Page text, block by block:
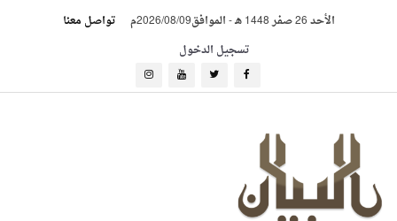
الأحد 26 صفر 1448 هـ -الموافق2026/08/09م
تواصل معنا
تسجيل الدخول